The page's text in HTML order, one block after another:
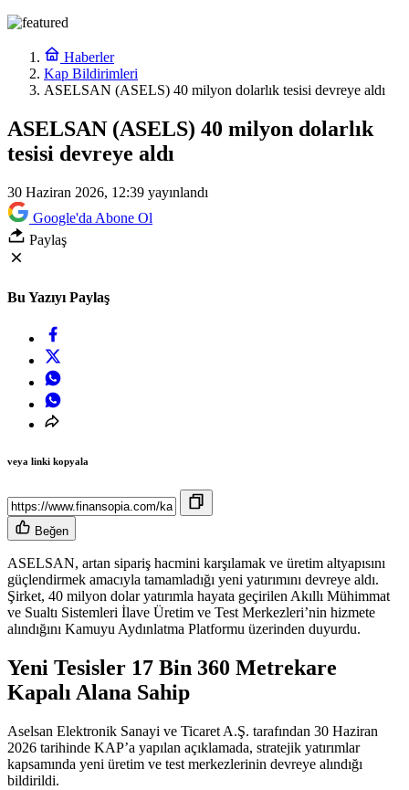
Haberler
Kap Bildirimleri
ASELSAN (ASELS) 40 milyon dolarlık tesisi devreye aldı
ASELSAN (ASELS) 40 milyon dolarlık
tesisi devreye aldı
30 Haziran 2026, 12:39 yayınlandı
Google'da Abone Ol
Paylaş
Bu Yazıyı Paylaş
veya linki kopyala
Beğen
ASELSAN, artan sipariş hacmini karşılamak ve üretim altyapısını
güçlendirmek amacıyla tamamladığı yeni yatırımını devreye aldı.
Şirket, 40 milyon dolar yatırımla hayata geçirilen Akıllı Mühimmat
ve Sualtı Sistemleri İlave Üretim ve Test Merkezleri’nin hizmete
alındığını Kamuyu Aydınlatma Platformu üzerinden duyurdu.
Yeni Tesisler 17 Bin 360 Metrekare
Kapalı Alana Sahip
Aselsan Elektronik Sanayi ve Ticaret A.Ş. tarafından 30 Haziran
2026 tarihinde KAP’a yapılan açıklamada, stratejik yatırımlar
kapsamında yeni üretim ve test merkezlerinin devreye alındığı
bildirildi.